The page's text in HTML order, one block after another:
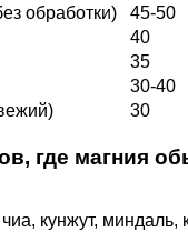
обработки)
45-50
40
35
30-40
30
где магния
кунжут,